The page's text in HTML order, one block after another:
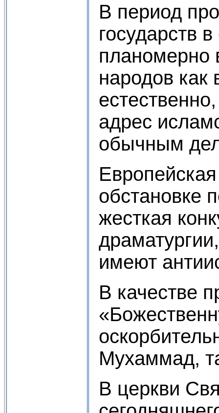
В период
государств
планомерно
народов как
адрес
обычным
обстановке
жесткая
имеют
В качестве
Мухаммад,
В церкви